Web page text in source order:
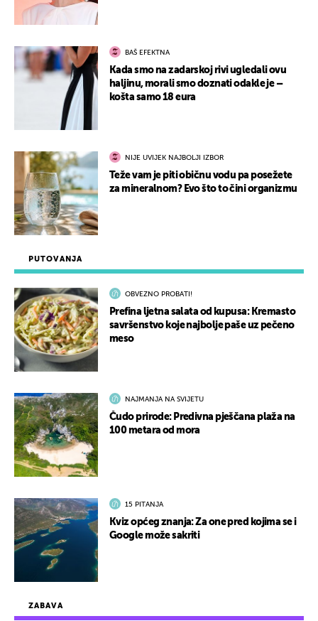
ZABAVA
PUTOVANJA
OBVEZNO PROBATI!
Prefina ljetna salata od kupusa: Kremasto
savršenstvo koje najbolje paše uz pečeno
meso
NAJMANJA NA SVIJETU
Čudo prirode: Predivna pješčana plaža na
100 metara od mora
15 PITANJA
Kviz općeg znanja: Za one pred kojima se i
Google može sakriti
BAŠ EFEKTNA
Kada smo na zadarskoj rivi ugledali ovu
haljinu, morali smo doznati odakle je –
košta samo 18 eura
NIJE UVIJEK NAJBOLJI IZBOR
Teže vam je piti običnu vodu pa posežete
za mineralnom? Evo što to čini organizmu